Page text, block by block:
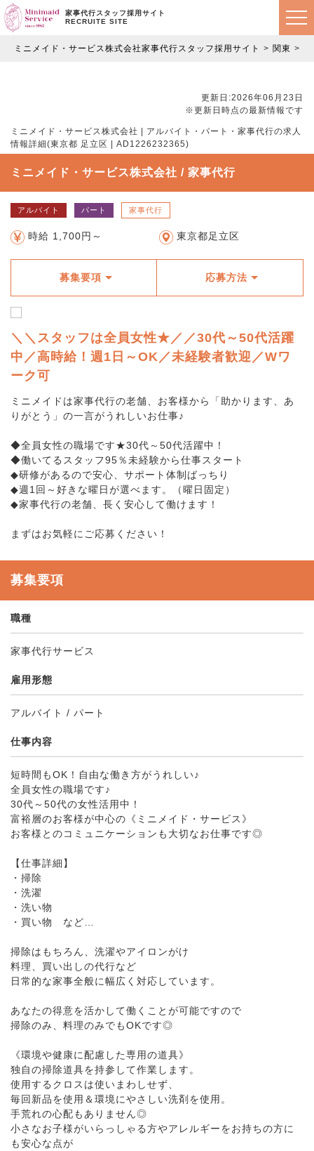
家事代行スタッフ採用サイト
RECRUITE SITE
ミニメイド・サービス株式会社家事代行スタッフ採用サイト 関東
更新日:2026年06月23日
※更新日時点の最新情報です
ミニメイド・サービス株式会社 | アルバイト・パート・家事代行の求人
情報詳細(東京都 足立区 | AD1226232365)
ミニメイド・サービス株式会社 / 家事代行
アルバイト パート 家事代行
時給 1,700円～ 東京都足立区
募集要項 応募方法
＼＼スタッフは全員女性★／／30代～50代活躍
中／高時給！週1日～OK／未経験者歓迎／Wワ
ーク可
ミニメイドは家事代行の老舗、お客様から「助かります、あ
りがとう」の一言がうれしいお仕事♪
◆全員女性の職場です★30代～50代活躍中！
◆働いてるスタッフ95％未経験から仕事スタート
◆研修があるので安心、サポート体制ばっちり
◆週1回～好きな曜日が選べます。（曜日固定）
◆家事代行の老舗、長く安心して働けます！
まずはお気軽にご応募ください！
募集要項
職種
家事代行サービス
雇用形態
アルバイト / パート
仕事内容
短時間もOK！自由な働き方がうれしい♪
全員女性の職場です♪
30代～50代の女性活用中！
富裕層のお客様が中心の《ミニメイド・サービス》
お客様とのコミュニケーションも大切なお仕事です◎
【仕事詳細】
・掃除
・洗濯
・洗い物
・買い物 など…
掃除はもちろん、洗濯やアイロンがけ
料理、買い出しの代行など
日常的な家事全般に幅広く対応しています。
あなたの得意を活かして働くことが可能ですので
掃除のみ、料理のみでもOKです◎
《環境や健康に配慮した専用の道具》
独自の掃除道具を持参して作業します。
使用するクロスは使いまわしせず、
毎回新品を使用＆環境にやさしい洗剤を使用。
手荒れの心配もありません◎
小さなお子様がいらっしゃる方やアレルギーをお持ちの方に
も安心な点が